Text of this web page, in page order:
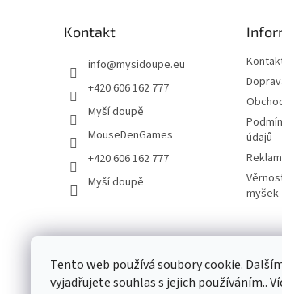
Tento web používá soubory cookie.
vyjadřujete souhlas s jejich používáním..
Kontakt
info@mysidoupe.eu
+420 606 162 777
Myší doupě
MouseDenGames
+420 606 162 777
Myší doupě
údajů
myšek